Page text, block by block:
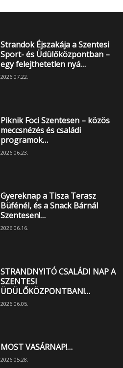
Strandok Éjszakája a Szentesi
Sport- és Üdülőközpontban –
egy felejthetetlen nyá…
2026.07.22.
Piknik Foci Szentesen – közös
meccsnézés és családi
programok…
2026.06.23.
Gyereknap a Tisza Terasz
Büfénél, és a Snack Bárnál
Szentesen!…
2026.06.16.
STRANDNYITÓ CSALÁDI NAP A
SZENTESI
ÜDÜLŐKÖZPONTBAN!…
2026.06.05.
MOST VASÁRNAP!…
2026.05.28.